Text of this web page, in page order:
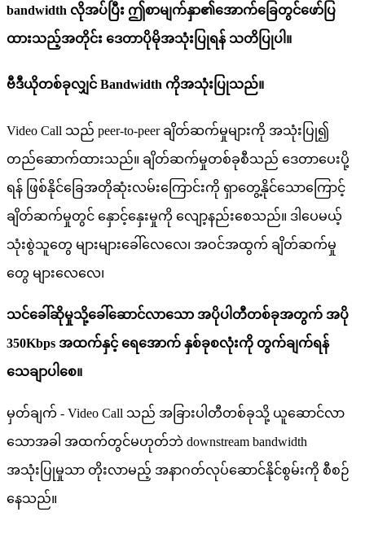
bandwidth လအပ ပ ဤစမကန၏အကခတငဖ ပ
ထသညအတင ဒတပမအသ ပရန သတ ပပ ။
ဗဒယတစခလင Bandwidth ကအသ ပသည။
Video Call သည peer-to-peer ခတဆကမမက အသ ပ၍
တညဆကထသည။ ခတဆကမတစခစသည ဒတပပ
ရန ဖစနငခအတဆလမကငက ရတနငသကင
ခတဆကမတင နငနမက လနညစသည။ ဒ ပမယ
သစသတ မမခ လလ၊ အဝငအထက ခတဆကမ
တ မလလ၊
သငခ ဆမသခ ဆငလသ အပပ တတစခအတက အပ
350Kbps အထကနင ရအက နစခစလက တကခကရန
သခပ စ။
မတခက - Video Call သည အ ခပ တတစခသ ယဆငလ
သအခ အထကတငမဟတဘ downstream bandwidth
အသ ပမသ တလမည အနဂတလပဆငနငစမက စစဉ
နသည။